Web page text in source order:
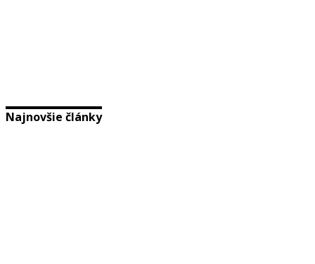
Najnovšie články